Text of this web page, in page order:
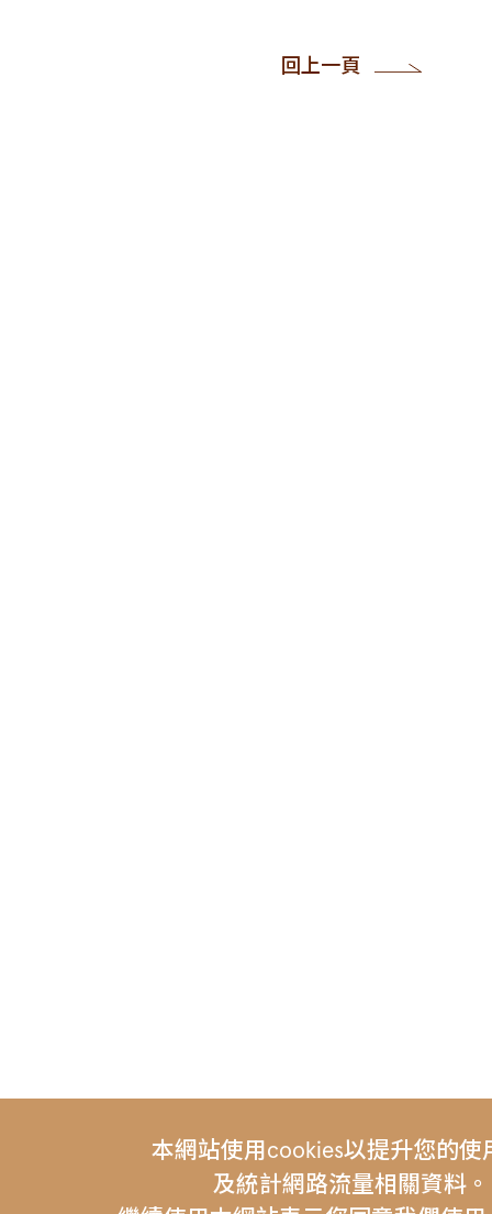
回上一頁
本網站使用cookies以提升您的使
及統計網路流量相關資料。